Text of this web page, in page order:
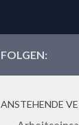
FOLGEN:
ANSTEHENDE